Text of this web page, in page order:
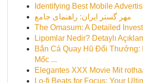
Identifying Best Mobile
مهر گستر ایران: راهنمای جامع
The Omasum: A Detailed
Lipomlar Nedir? Detaylı
Bắn Cá Quay Hũ Đổi Thưởng:
Mốc ...
Elegantes XXX Movie Mit
Lo-fi Beats for Focus: Your